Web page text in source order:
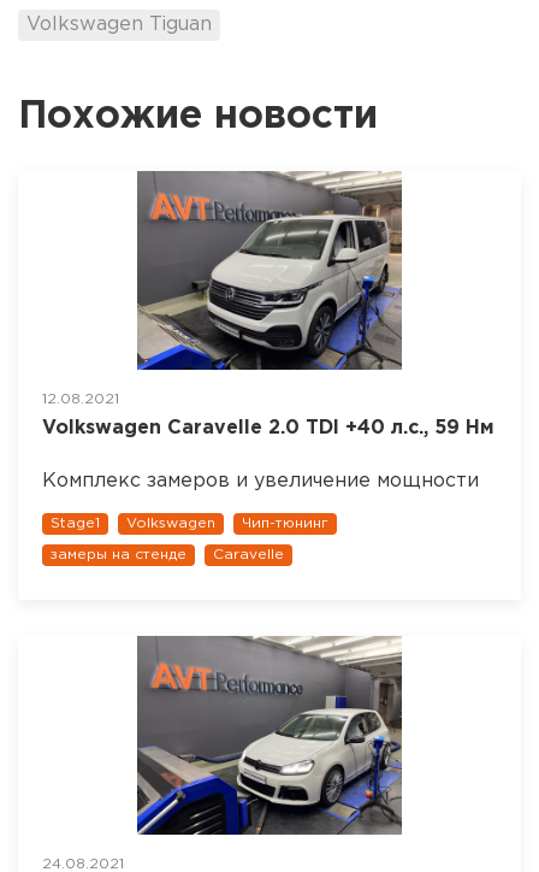
Volkswagen Tiguan
Похожие новости
12.08.2021
Volkswagen Caravelle 2.0 TDI +40 л.с., 59 Нм
Комплекс замеров и увеличение мощности
Stage1 Volkswagen Чип-тюнинг
замеры на стенде Caravelle
24.08.2021